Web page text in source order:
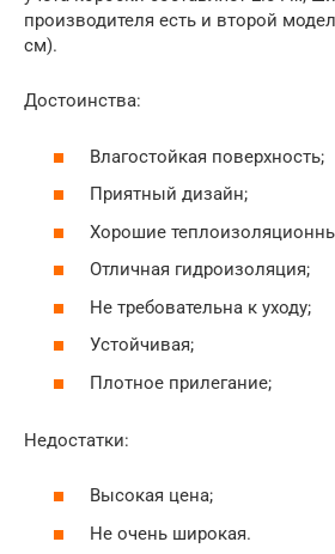
производителя есть и второй
см).
Достоинства:
Влагостойкая поверхность;
Приятный дизайн;
Хорошие
Отличная гидроизоляция;
Не требовательна к уходу;
Устойчивая;
Плотное прилегание;
Недостатки:
Высокая цена;
Не очень широкая.